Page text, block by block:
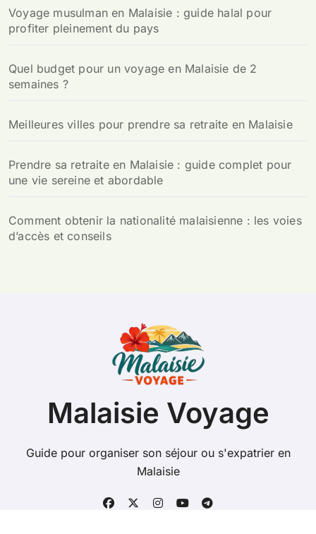
e
r
Voyage musulman en Malaisie : guide halal pour
profiter pleinement du pays
Quel budget pour un voyage en Malaisie de 2
semaines ?
Meilleures villes pour prendre sa retraite en Malaisie
Prendre sa retraite en Malaisie : guide complet pour
une vie sereine et abordable
Comment obtenir la nationalité malaisienne : les voies
d’accès et conseils
Malaisie Voyage
Guide pour organiser son séjour ou s'expatrier en
Malaisie